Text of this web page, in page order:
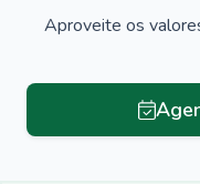
Aproveite os